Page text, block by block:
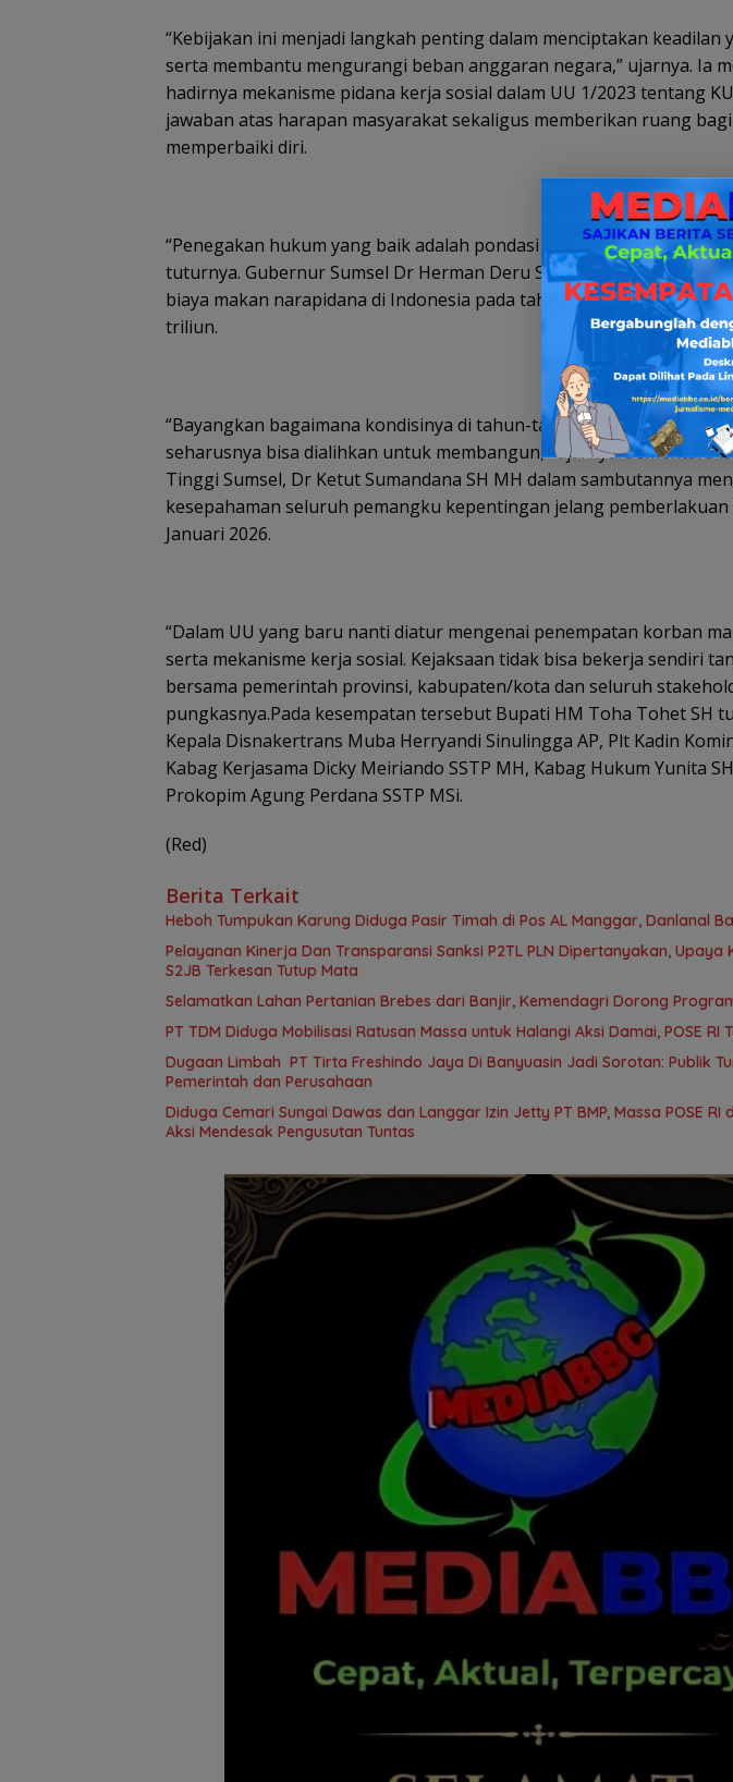
“Kebijakan ini menjadi langkah penting dalam menciptakan keadilan
serta membantu mengurangi beban anggaran negara,” ujarnya. Ia
hadirnya mekanisme pidana kerja sosial dalam UU 1/2023 tentang
jawaban atas harapan masyarakat sekaligus memberikan ruang
memperbaiki diri.
“Penegakan hukum yang baik adalah pondasi penting bagi
tuturnya. Gubernur Sumsel Dr Herman Deru SH MM
biaya makan narapidana di Indonesia pada tahun 2018 saja sudah
triliun.
“Bayangkan bagaimana kondisinya di tahun-tahun berikutnya.
seharusnya bisa dialihkan untuk membangun,” ujarnya. Sementara
Tinggi Sumsel, Dr Ketut Sumandana SH MH dalam sambutannya
kesepahaman seluruh pemangku kepentingan jelang pemberlakuan
Januari 2026.
“Dalam UU yang baru nanti diatur mengenai penempatan korban
serta mekanisme kerja sosial. Kejaksaan tidak bisa bekerja sendiri
bersama pemerintah provinsi, kabupaten/kota dan seluruh
pungkasnya.Pada kesempatan tersebut Bupati HM Toha Tohet SH
Kepala Disnakertrans Muba Herryandi Sinulingga AP, Plt Kadin
Kabag Kerjasama Dicky Meiriando SSTP MH, Kabag Hukum Yunita
Prokopim Agung Perdana SSTP MSi.
(Red)
Berita Terkait
Heboh Tumpukan Karung Diduga Pasir Timah di Pos AL Manggar, Danlanal
Pelayanan Kinerja Dan Transparansi Sanksi P2TL PLN Dipertanyakan, Upaya
S2JB Terkesan Tutup Mata
Selamatkan Lahan Pertanian Brebes dari Banjir, Kemendagri Dorong
PT TDM Diduga Mobilisasi Ratusan Massa untuk Halangi Aksi Damai, POSE RI
Dugaan Limbah PT Tirta Freshindo Jaya Di Banyuasin Jadi Sorotan: Publik
Pemerintah dan Perusahaan
Diduga Cemari Sungai Dawas dan Langgar Izin Jetty PT BMP, Massa POSE RI
Aksi Mendesak Pengusutan Tuntas